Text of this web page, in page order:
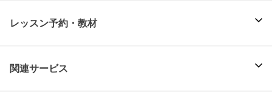
レッスン予約・教材
関連サービス